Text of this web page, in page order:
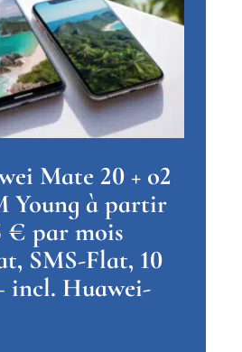
Mate 20 + o2
Young à partir
€ par mois
SMS-Flat, 10
incl. Huawei-